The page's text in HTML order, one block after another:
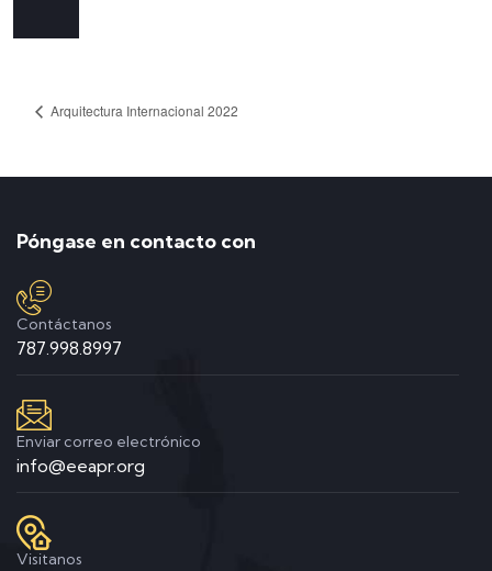
Arquitectura Internacional 2022
Póngase en contacto con
Contáctanos
787.998.8997
Enviar correo electrónico
info@eeapr.org
Visitanos